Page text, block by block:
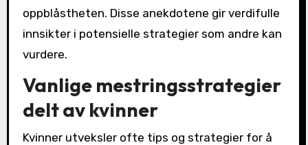
oppblåstheten. Disse anekdotene gir verdifulle
innsikter i potensielle strategier som andre kan
vurdere.
Vanlige mestringsstrategier
delt av kvinner
Kvinner utveksler ofte tips og strategier for å